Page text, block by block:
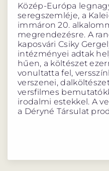
Közép-Európa
seregszemléje, a
immáron 20.
megrendezésre. A
kaposvári Csiky
intézményei adtak
hűen, a költészet
vonultatta fel,
verszenei,
versfilmes
irodalmi estekkel. A
a Déryné Társulat